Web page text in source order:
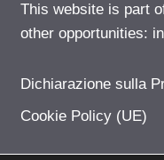
This website is part
other opportunities:
Dichiarazione sulla
Cookie Policy (UE)